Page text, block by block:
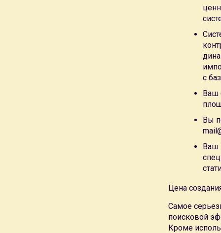
мы полностью
безопасность и сохранность данных, оплачиваем услуги
студии веб-дизайна
уже 5
в любой
,
, разработка рекламного веб-сайта, промо-
разработка веб-сайта в кредит — это возможность
наших веб-сайтов проверена
поисковую эффективность, хорошие позиции в
поисковое
поисковая
блоков веб-сайта и широкие возможности публикации
не будет содержать
с
Ваш
Вы
Ваш
Цена
Самое
поисковой
Кроме